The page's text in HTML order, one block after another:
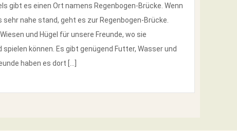
gibt es einen Ort namens Regenbogen-Brücke. Wenn
nahe stand, geht es zur Regenbogen-Brücke.
und Hügel für unsere Freunde, wo sie
können. Es gibt genügend Futter, Wasser und
haben es dort […]